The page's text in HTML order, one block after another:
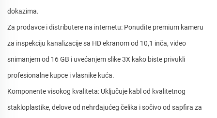
dokazima.
Za prodavce i distributere na internetu: Ponudite premium kameru
za inspekciju kanalizacije sa HD ekranom od 10,1 inča, video
snimanjem od 16 GB i uvećanjem slike 3X kako biste privukli
profesionalne kupce i vlasnike kuća.
Komponente visokog kvaliteta: Uključuje kabl od kvalitetnog
stakloplastike, delove od nehrđajućeg čelika i sočivo od sapfira za